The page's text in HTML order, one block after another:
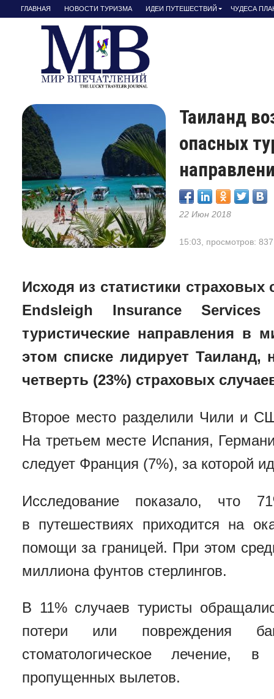
ГЛАВНАЯ НОВОСТИ ТУРИЗМА ИДЕИ ПУТЕШЕСТВИЙ ЧУДЕСА
Таиланд
опасных
22 Июн 2018
15:03, просмотров: 837
Исходя из статистики
Endsleigh Insurance
туристические направления
этом списке лидирует
четверть (23%) страховых
Второе место разделили Чили и
На третьем месте Испания,
следует Франция (7%), за которой
Исследование показало, что
в путешествиях приходится на
помощи за границей. При этом
миллиона фунтов стерлингов.
В 11% случаев туристы
потери или повреждения
стоматологическое
пропущенных вылетов.